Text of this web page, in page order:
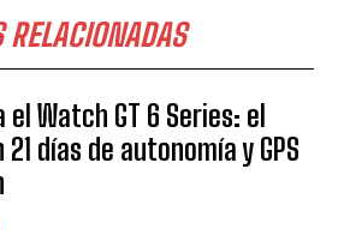
RELACIONADAS
Watch GT 6 Series: el
días de autonomía y GPS